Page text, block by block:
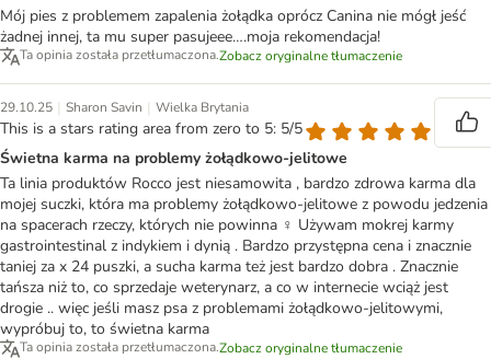
Mój pies z problemem zapalenia żołądka oprócz Canina nie mógł jeść
żadnej innej, ta mu super pasujeee….moja rekomendacja!
Ta opinia została przetłumaczona.Zobacz oryginalne tłumaczenie
29.10.25 | Sharon Savin | Wielka Brytania
This is a stars rating area from zero to 5: 5/5
Świetna karma na problemy żołądkowo-jelitowe
Ta linia produktów Rocco jest niesamowita , bardzo zdrowa karma dla
mojej suczki, która ma problemy żołądkowo-jelitowe z powodu jedzenia
na spacerach rzeczy, których nie powinna ‍♀️ Używam mokrej karmy
gastrointestinal z indykiem i dynią . Bardzo przystępna cena i znacznie
taniej za x 24 puszki, a sucha karma też jest bardzo dobra . Znacznie
tańsza niż to, co sprzedaje weterynarz, a co w internecie wciąż jest
drogie .. więc jeśli masz psa z problemami żołądkowo-jelitowymi,
wypróbuj to, to świetna karma
Ta opinia została przetłumaczona.Zobacz oryginalne tłumaczenie